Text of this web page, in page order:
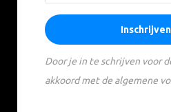
Inschrijven
Door je in te schrijven voor
akkoord met de algemene